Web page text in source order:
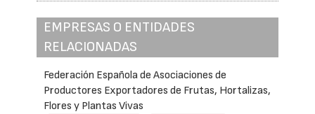
EMPRESAS O ENTIDADES
RELACIONADAS
Federación Española de Asociaciones de
Productores Exportadores de Frutas, Hortalizas,
Flores y Plantas Vivas